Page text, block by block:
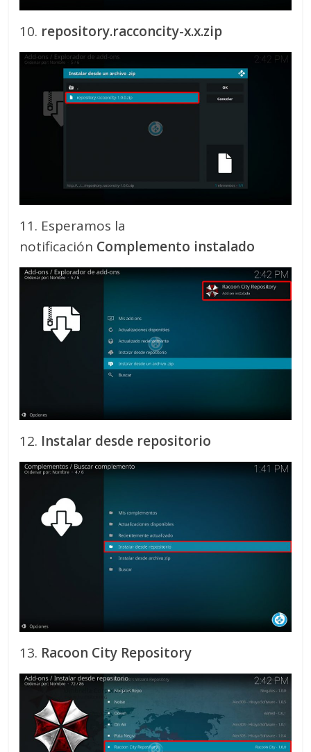
10. repository.racconcity-x.x.zip
11. Esperamos la
notificación Complemento instalado
12. Instalar desde repositorio
13. Racoon City Repository